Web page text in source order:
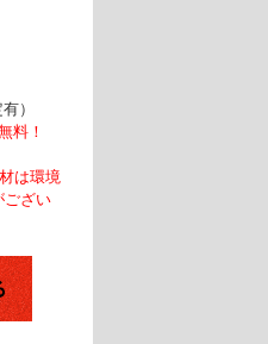
）
料！
は環境
ござい